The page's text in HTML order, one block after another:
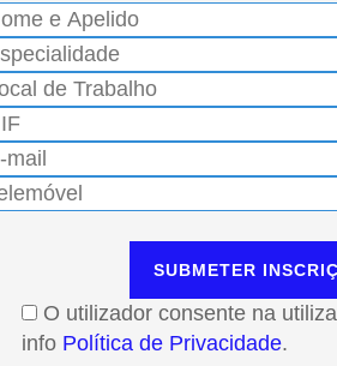
O utilizador consente na
info Política de Privacidade.